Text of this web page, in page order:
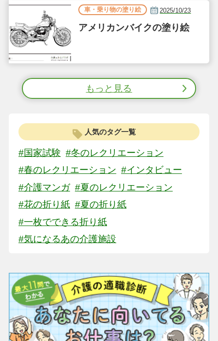
車・乗り物の塗り絵 2025/10/23
アメリカンバイクの塗り絵
もっと見る
人気のタグ一覧
#国家試験 #冬のレクリエーション
#春のレクリエーション #インタビュー
#介護マンガ #夏のレクリエーション
#花の折り紙 #夏の折り紙
#一枚でできる折り紙
#気になるあの介護施設